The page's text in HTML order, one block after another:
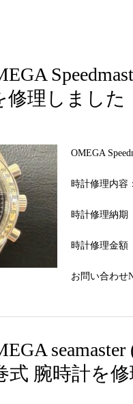
修理しました
OMEGA
時計修理内容
時計修理納
時計修理金額
お問い合わせ
腕時計を修